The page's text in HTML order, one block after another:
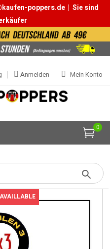
poppers.de | Sie sind
Mein Konto
Anmelden
0
RUSH ORIGINAL 9 PWD